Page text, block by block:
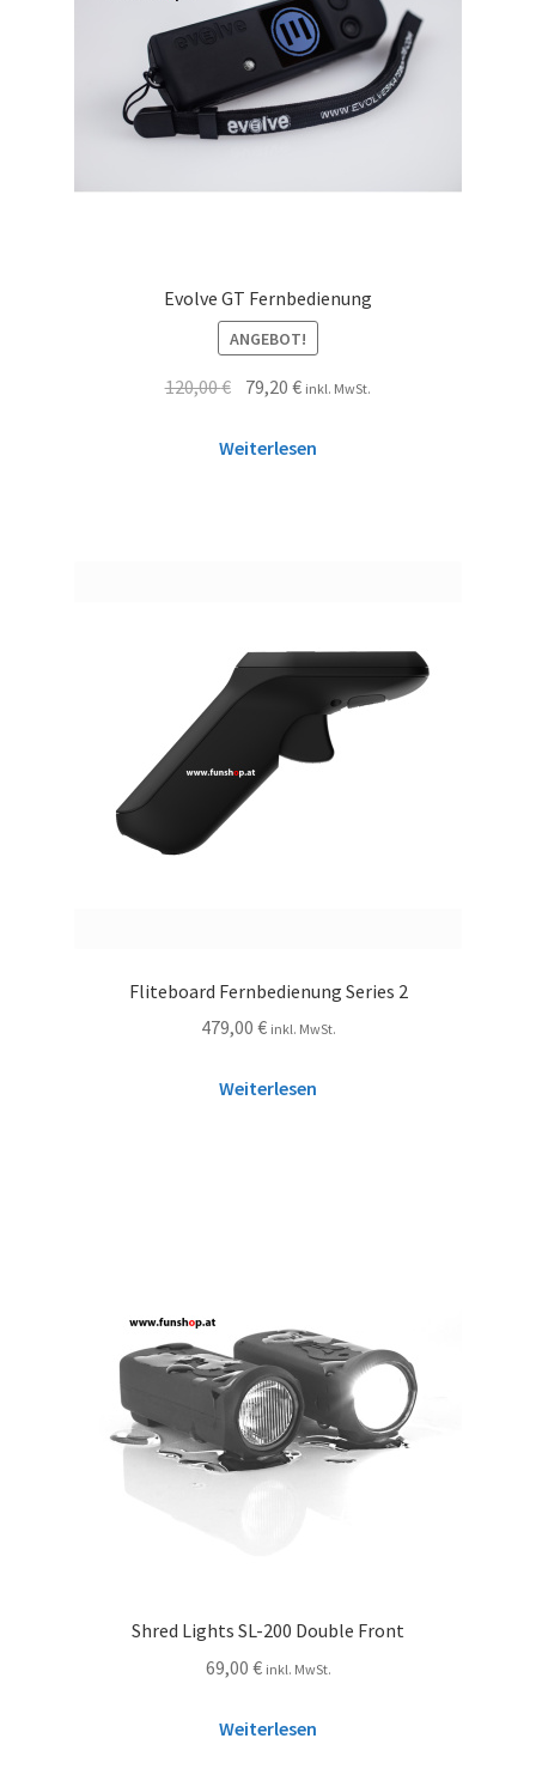
Evolve GT Fernbedienung
ANGEBOT!
120,00€ 79,20€ inkl. MwSt.
Weiterlesen
Fliteboard Fernbedienung Series 2
479,00 € inkl. MwSt.
Weiterlesen
Shred Lights SL-200 Double Front
69,00 € inkl. MwSt.
Weiterlesen